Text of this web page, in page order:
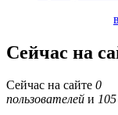
Сейчас на
Сейчас на сайте 0
пользователей и